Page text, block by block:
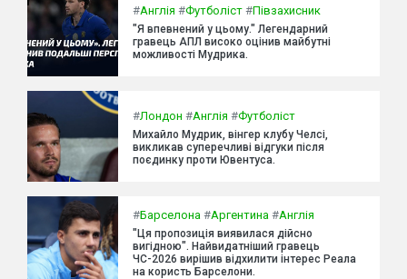
#Англія #Футболіст #Півзахисник
"Я впевнений у цьому." Легендарний
гравець АПЛ високо оцінив майбутні
можливості Мудрика.
#Лондон #Англія #Футболіст
Михайло Мудрик, вінгер клубу Челсі,
викликав суперечливі відгуки після
поєдинку проти Ювентуса.
#Барселона #Аргентина #Англія
"Ця пропозиція виявилася дійсно
вигідною". Найвидатніший гравець
ЧС-2026 вирішив відхилити інтерес Реала
на користь Барселони.